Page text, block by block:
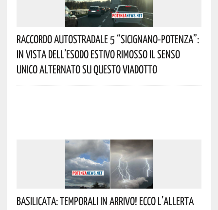
Raccordo Autostradale 5 “Sicignano-Potenza”:
In Vista Dell’esodo Estivo Rimosso Il Senso
Unico Alternato Su Questo Viadotto
Basilicata: Temporali In Arrivo! Ecco L’allerta